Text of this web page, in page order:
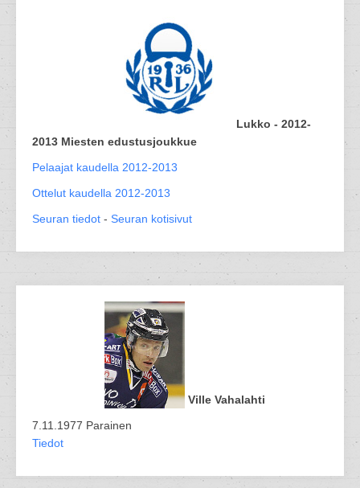
Lukko - 2012-
2013 Miesten edustusjoukkue
Pelaajat kaudella 2012-2013
Ottelut kaudella 2012-2013
Seuran tiedot - Seuran kotisivut
Ville Vahalahti
7.11.1977 Parainen
Tiedot